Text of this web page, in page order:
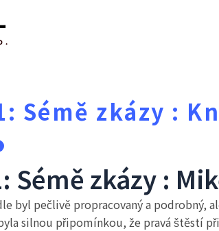
Sémě zkázy :
Sémě zkázy :
byl pečlivě propracovaný a podrobný,
silnou připomínkou, že pravá štěstí